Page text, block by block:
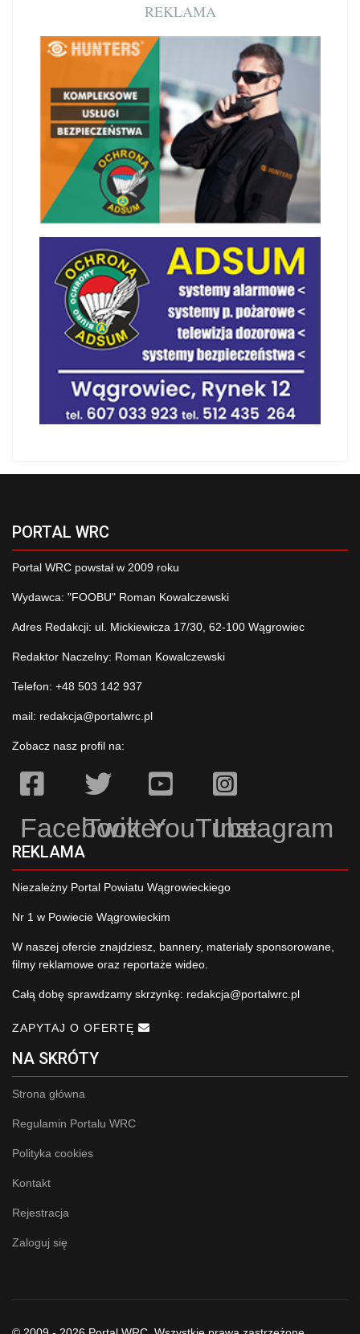
REKLAMA
PORTAL WRC
Portal WRC powstał w 2009 roku
Wydawca: "FOOBU" Roman Kowalczewski
Adres Redakcji: ul. Mickiewicza 17/30, 62-100 Wągrowiec
Redaktor Naczelny: Roman Kowalczewski
Telefon: +48 503 142 937
mail: redakcja@portalwrc.pl
Zobacz nasz profil na:
Facebook
TwitterYouTubeInstagram
REKLAMA
Niezależny Portal Powiatu Wągrowieckiego
Nr 1 w Powiecie Wągrowieckim
W naszej ofercie znajdziesz, bannery, materiały sponsorowane,
filmy reklamowe oraz reportaże wideo.
Całą dobę sprawdzamy skrzynkę: redakcja@portalwrc.pl
ZAPYTAJ O OFERTĘ
NA SKRÓTY
Strona główna
Regulamin Portalu WRC
Polityka cookies
Kontakt
Rejestracja
Zaloguj się